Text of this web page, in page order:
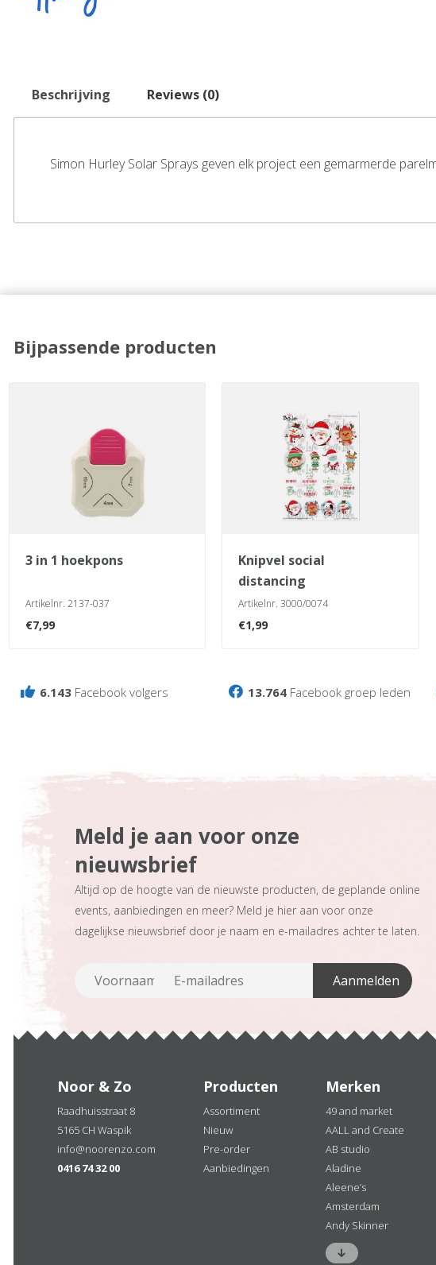
Beschrijving Reviews (0)
Simon Hurley Solar Sprays geven elk project een gemarmerde
Bijpassende producten
3 in 1 hoekpons
Artikelnr. 2137-037
€7,99
knipvel social
distancing
Artikelnr. 3000/0074
€1,99
6.143 Facebook volgers 13.764 Facebook groep leden
Meld je aan voor onze
nieuwsbrief
Altijd op de hoogte van de nieuwste producten, de geplande online
events, aanbiedingen en meer? Meld je hier aan voor onze
dagelijkse nieuwsbrief door je naam en e-mailadres achter te laten.
Noor & Zo
Raadhuisstraat 8
5165 CH Waspik
info@noorenzo.com
0416 74 32 00
Producten
Assortiment
Nieuw
Pre-order
Aanbiedingen
Merken
49 and market
AALL and Create
AB studio
Aladine
Aleene’s
Amsterdam
Andy Skinner